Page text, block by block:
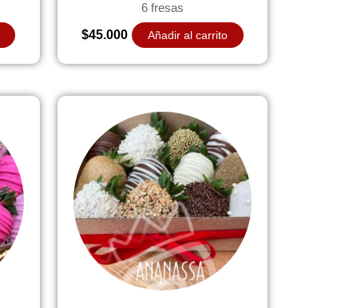
6 fresas
$45.000 Añadir al carrito